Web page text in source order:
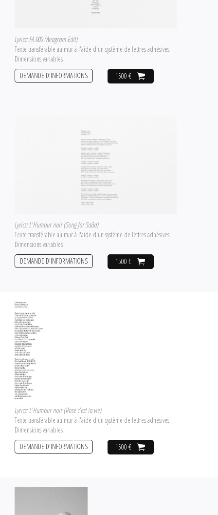
Lyrics: FA.000 (Anagram Edit)
Texte transférable au mur à l'aide d'un système de lettres adhésives
Dimensions variables
1500 €
DEMANDE D'INFORMATIONS
Lyrics: L'Humour noir (Song for Saâd)
Texte transférable au mur à l'aide d'un système de lettres adhésives
Dimensions variables
1500 €
DEMANDE D'INFORMATIONS
Lyrics: L'Humour noir (Rose c'est la vie)
Texte transférable au mur à l'aide d'un système de lettres adhésives
Dimensions variables
1500 €
DEMANDE D'INFORMATIONS